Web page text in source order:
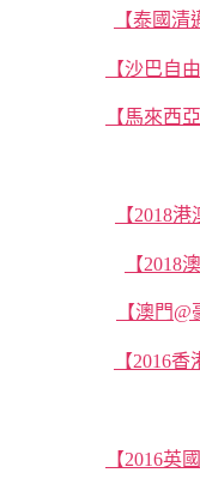
【泰國
【沙巴自
【馬來西
【2018
【2018
【澳門
【2016
【2016英